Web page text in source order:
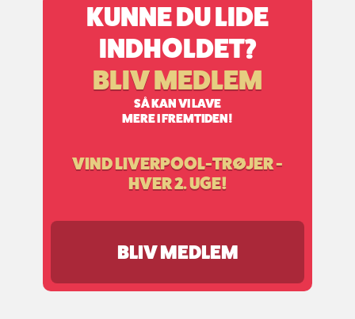
KUNNE DU LIDE
INDHOLDET?
BLIV MEDLEM
SÅ KAN VI LAVE
MERE I FREMTIDEN!
VIND LIVERPOOL-TRØJER -
HVER 2. UGE!